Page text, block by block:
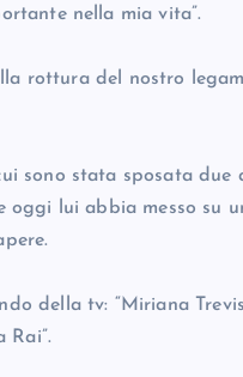
nella mia vita”.
rottura del nostro
sono stata sposata
oggi lui abbia messo su
della tv: “Miriana
Rai”.